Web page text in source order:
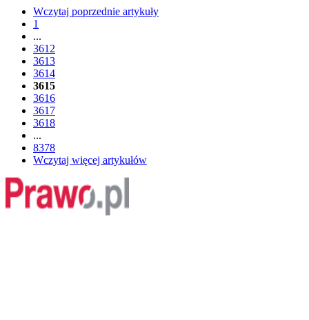
Wczytaj poprzednie artykuły
1
...
3612
3613
3614
3615
3616
3617
3618
...
8378
Wczytaj więcej artykułów